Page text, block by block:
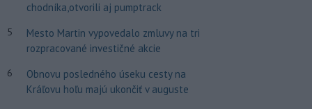
chodníka,otvorili aj pumptrack
5
Mesto Martin vypovedalo zmluvy na tri
rozpracované investičné akcie
6
Obnovu posledného úseku cesty na
Kráľovu hoľu majú ukončiť v auguste